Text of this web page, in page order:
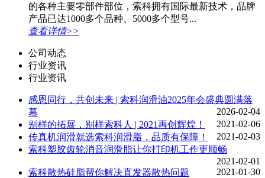
的各种主要零部件部位，索科拥有国际最新技术，品牌
产品已达1000多个品种、5000多个型号...
查看详情>>
公司动态
行业资讯
行业资讯
感恩同行，共创未来 | 索科润滑油2025年会盛典圆满落
幕
2026-02-04
别样的拓展，别样索科人 | 2021再创辉煌！
2021-02-06
传真机润滑就选索科润滑脂，品质有保障！
2021-02-03
索科塑胶齿轮消音润滑脂让你打印机工作更顺畅
2021-02-01
索科散热硅脂帮你解决直发器散热问题
2021-01-30